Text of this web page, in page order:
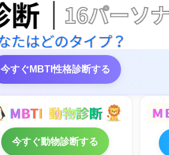
今すぐMBTI性格診断する
今すぐ動物診断する